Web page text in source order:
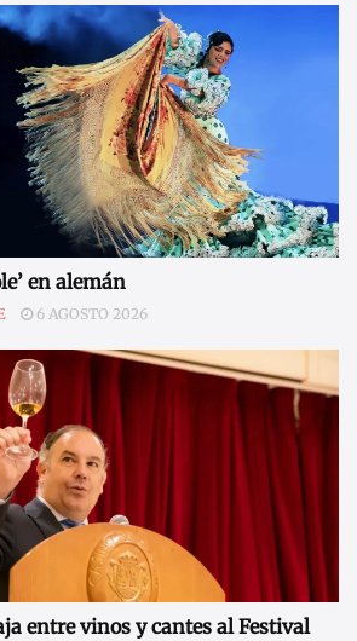
en alemán
6 AGOSTO 2026
entre vinos y cantes al Festival